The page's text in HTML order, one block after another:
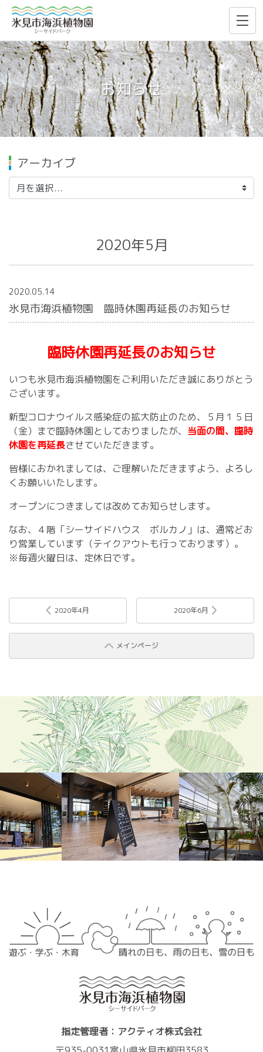
お知らせ
2020年5月
2020.05.14
氷見市海浜植物園 臨時休園再延長のお知らせ
臨時休園再延長のお知らせ
いつも氷見市海浜植物園をご利用いただき誠にありがとう
ございます。
新型コロナウイルス感染症の拡大防止のため、５月１５日
（金）まで臨時休園としておりましたが、 当面の間、臨時
休園を再延長させていただきます。
皆様におかれましては、ご理解いただきますよう、よろし
くお願いいたします。
オープンにつきましては改めてお知らせします。
なお、４階「シーサイドハウス ボルカノ」は、通常どお
り営業しています（テイクアウトも行っております）。
※毎週火曜日は、定休日です。
2020年4月
メインページ
2020年6月
アーカイブ
指定管理者：アクティオ株式会社